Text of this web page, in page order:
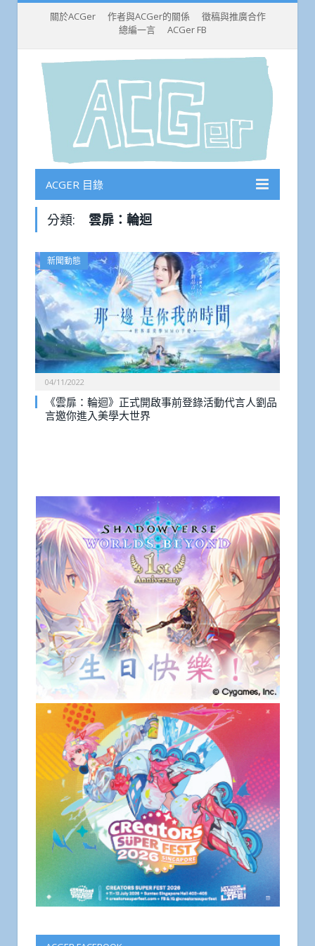
關於ACGer 作者與ACGer的關係
徵稿與推廣合作
總編一言
ACGer FB
ACGER 目錄
分類: 雲扉：輪迴
新聞動態
04/11/2022
《雲扉：輪迴》正式開啟事前登錄活動代言人劉品
言邀你進入美學大世界